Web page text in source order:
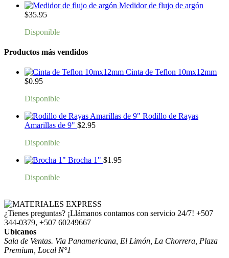
Medidor de flujo de argón
$35.95
Disponible
Productos más vendidos
Cinta de Teflon 10mx12mm
$0.95
Disponible
Rodillo de Rayas
Amarillas de 9" $2.95
Disponible
Brocha 1" $1.95
Disponible
¿Tienes preguntas? ¡Llámanos contamos con servicio 24/7! +507
344-0379, +507 60249667
Ubícanos
Sala de Ventas. Via Panamericana, El Limón, La Chorrera, Plaza
Premium, Local N°1